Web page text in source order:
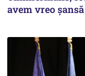
avem vreo șansă